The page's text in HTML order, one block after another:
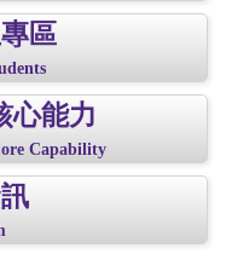
區
心能力
Capability